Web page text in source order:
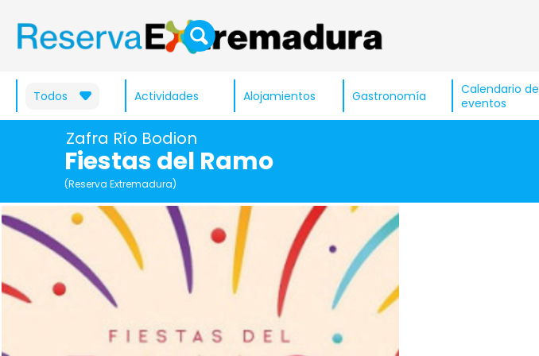
Todos Actividades Alojamientos Gastronomía
Calendario de
eventos
Zafra Río Bodion
Fiestas del Ramo
(Reserva Extremadura)